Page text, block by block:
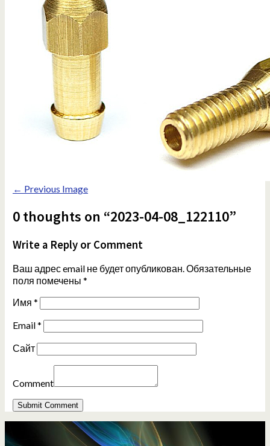
← Previous Image
0 thoughts on “2023-04-08_122110”
Write a Reply or Comment
Ваш адрес email не будет опубликован.Обязательные
поля помечены *
Имя *
Email*
Сайт
Comment